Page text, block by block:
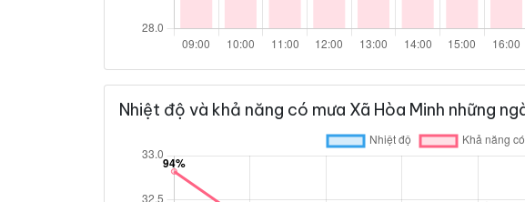
Nhiệt độ và khả năng có mưa Xã Hòa Minh những